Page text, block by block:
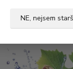
NE, nejsem
X4